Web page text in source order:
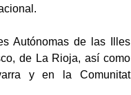
Autónomas de las Illes
de La Rioja, así como
y en la Comunitat